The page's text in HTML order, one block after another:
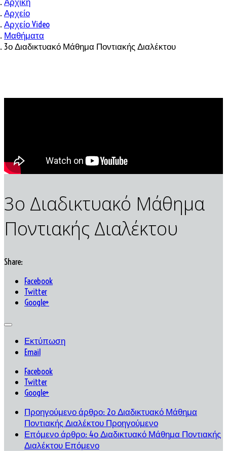
Αρχείο
Αρχείο Video
Μαθήματα
3ο Διαδικτυακό Μάθημα Ποντιακής Διαλέκτου
3ο Διαδικτυακό Μάθημα
Ποντιακής Διαλέκτου
Share:
Facebook
Twitter
Google+
Εκτύπωση
Email
Facebook
Twitter
Google+
Προηγούμενο άρθρο: 2ο Διαδικτυακό Μάθημα
Ποντιακής Διαλέκτου Προηγούμενο
Επόμενο άρθρο: 4ο Διαδικτυακό Μάθημα Ποντιακής
Διαλέκτου Επόμενο